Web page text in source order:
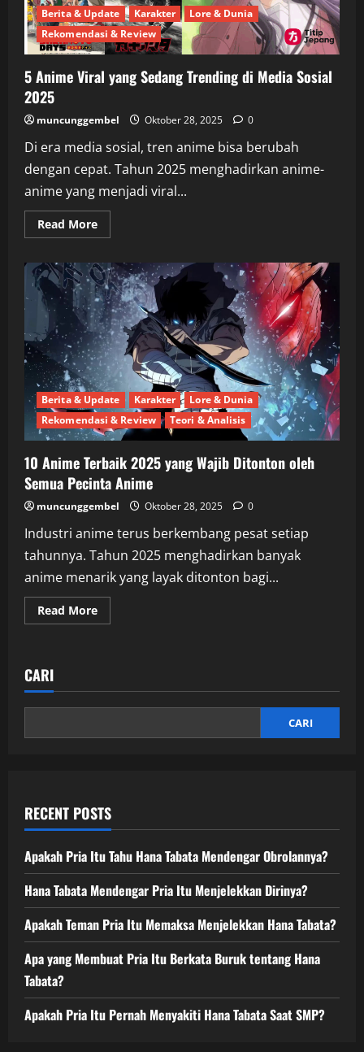
Berita & Update Karakter
Lore & Dunia
Rekomendasi & Review
5 Anime Viral yang Sedang Trending di Media Sosial
2025
muncunggembel Oktober 28, 2025 0
Di era media sosial, tren anime bisa berubah
dengan cepat. Tahun 2025 menghadirkan anime-
anime yang menjadi viral...
Read MoreRead
more
Anime
Viral
yang
Sedang
Trending
di
Media
Sosial
2025
Berita & Update Karakter
Lore & Dunia
Rekomendasi & Review
Teori & Analisis
10 Anime Terbaik 2025 yang Wajib Ditonton oleh
Semua Pecinta Anime
muncunggembel Oktober 28, 2025 0
Industri anime terus berkembang pesat setiap
tahunnya. Tahun 2025 menghadirkan banyak
anime menarik yang layak ditonton bagi...
Read MoreRead
more
yang
Ditonton
Semua
CARI
CARI
RECENT POSTS
Apakah Pria Itu Tahu Hana Tabata Mendengar Obrolannya?
Hana Tabata Mendengar Pria Itu Menjelekkan Dirinya?
Apakah Teman Pria Itu Memaksa Menjelekkan Hana Tabata?
Apa yang Membuat Pria Itu Berkata Buruk tentang Hana
Tabata?
Apakah Pria Itu Pernah Menyakiti Hana Tabata Saat SMP?